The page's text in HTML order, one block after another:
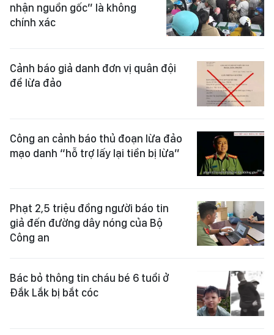
nhận nguồn gốc” là không
chính xác
Cảnh báo giả danh đơn vị quân đội
để lừa đảo
Công an cảnh báo thủ đoạn lừa đảo
mạo danh “hỗ trợ lấy lại tiền bị lừa”
Phạt 2,5 triệu đồng người báo tin
giả đến đường dây nóng của Bộ
Công an
Bác bỏ thông tin cháu bé 6 tuổi ở
Đắk Lắk bị bắt cóc